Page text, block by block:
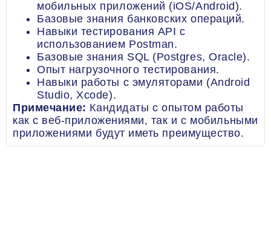
мобильных приложений (iOS/Android).
Базовые знания банковских операций.
Навыки тестирования API с
использованием Postman.
Базовые знания SQL (Postgres, Oracle).
Опыт нагрузочного тестирования.
Навыки работы с эмуляторами (Android
Studio, Xcode).
Примечание: Кандидаты с опытом работы
как с веб-приложениями, так и с мобильными
приложениями будут иметь преимущество.